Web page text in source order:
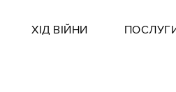
ХІД ВІЙНИ